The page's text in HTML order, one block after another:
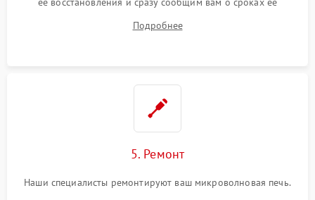
Подробнее
5. Ремонт
Наши специалисты ремонтируют ваш микроволновая печь.